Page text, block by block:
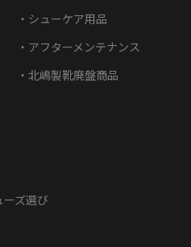
シューケア用品
アフターメンテナンス
北嶋製靴廃盤商品
ーズ選び